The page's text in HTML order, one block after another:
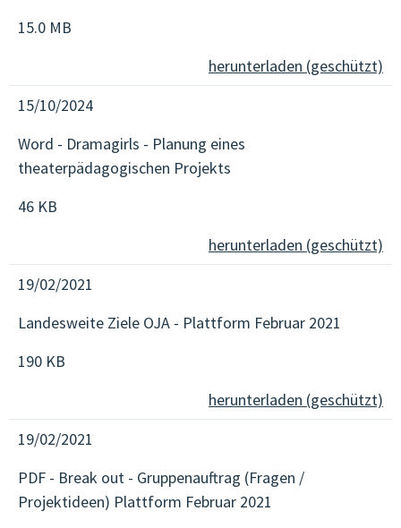
15.0 MB
herunterladen (geschützt)
15/10/2024
Word - Dramagirls - Planung eines
theaterpädagogischen Projekts
46 KB
herunterladen (geschützt)
19/02/2021
Landesweite Ziele OJA - Plattform Februar 2021
190 KB
herunterladen (geschützt)
19/02/2021
PDF - Break out - Gruppenauftrag (Fragen /
Projektideen) Plattform Februar 2021